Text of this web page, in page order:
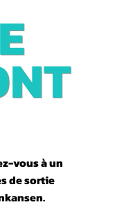
vous à un
de sortie